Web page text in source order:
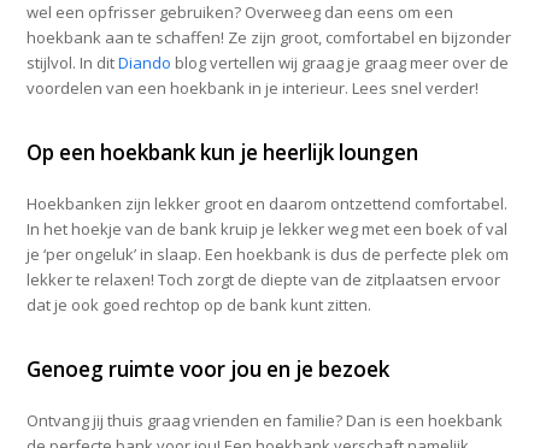
wel een opfrisser gebruiken? Overweeg dan eens om een
hoekbank aan te schaffen! Ze zijn groot, comfortabel en bijzonder
stijlvol. In ditDiando blog vertellen wij graag je graag meer over de
voordelen van een hoekbank in je interieur. Lees snel verder!
Op een hoekbank kun je heerlijk loungen
Hoekbanken zijn lekker groot en daarom ontzettend comfortabel.
In het hoekje van de bank kruip je lekker weg met een boek of val
je ‘per ongeluk’ in slaap. Een hoekbank is dus de perfecte plek om
lekker te relaxen! Toch zorgt de diepte van de zitplaatsen ervoor
dat je ook goed rechtop op de bank kunt zitten.
Genoeg ruimte voor jou en je bezoek
Ontvang jij thuis graag vrienden en familie? Dan is een hoekbank